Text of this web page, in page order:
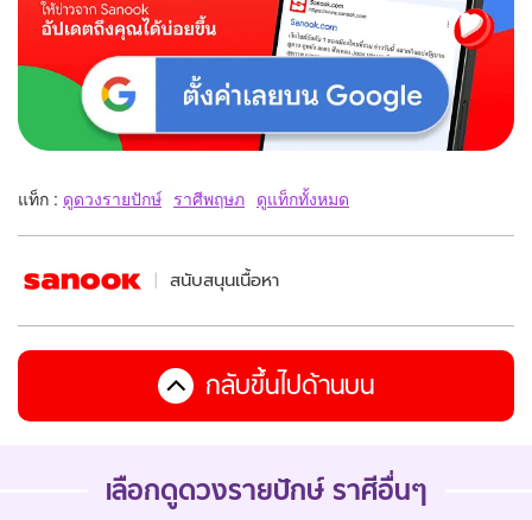
แท็ก : ดูดวงรายปักษ์ ราศีพฤษภ ดูแท็กทั้งหมด
สนับสนุนเนื้อหา
กลับขึ้นไปด้านบน
เลือกดูดวงรายปักษ์ราศีอื่นๆ